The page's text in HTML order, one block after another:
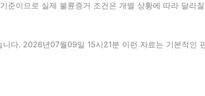
이므로 실제 불륜증거 조건은 개별 상황에 따라 달라
다. 2026년07월09일 15시21분 이런 자료는 기본적인